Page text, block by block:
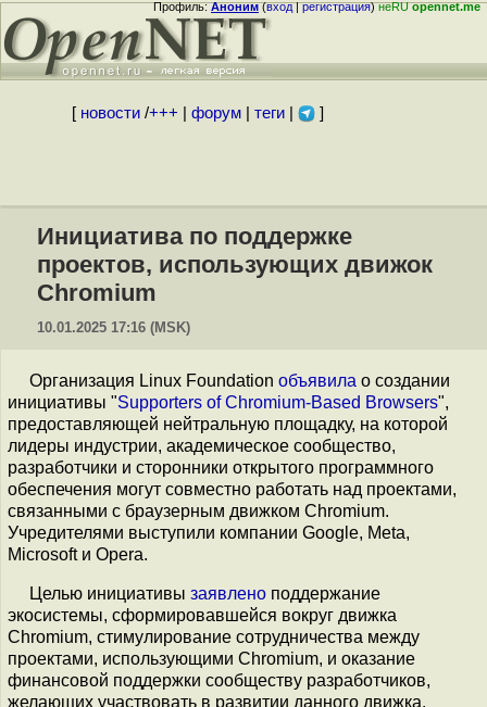
Профиль:Аноним(вход|регистрация)неRUopennet.me
[ новости/+++ форум| теги| ]
Инициатива по поддержке
проектов, использующих движок
Chromium
10.01.2025 17:16 (MSK)
Организация Linux Foundation объявила о создании
инициативы "Supporters of Chromium-Based Browsers",
предоставляющей нейтральную площадку, на которой
лидеры индустрии, академическое сообщество,
разработчики и сторонники открытого программного
обеспечения могут совместно работать над проектами,
связанными с браузерным движком Chromium.
Учредителями выступили компании Google, Meta,
Microsoft и Opera.
Целью инициативы заявлено поддержание
экосистемы, сформировавшейся вокруг движка
Chromium, стимулирование сотрудничества между
проектами, использующими Chromium, и оказание
финансовой поддержки сообществу разработчиков,
желающих участвовать в развитии данного движка.